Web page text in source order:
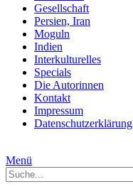
Gesellschaft
Persien, Iran
Moguln
Indien
Interkulturelles
Specials
Die Autorinnen
Kontakt
Impressum
Datenschutzerklärung
Menü